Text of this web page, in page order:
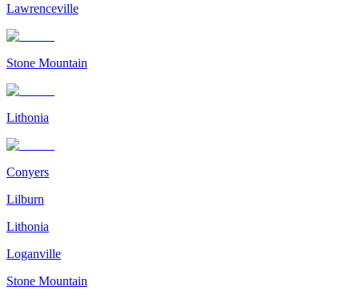
Lawrenceville
Stone Mountain
Lithonia
Conyers
Lilburn
Lithonia
Loganville
Stone Mountain